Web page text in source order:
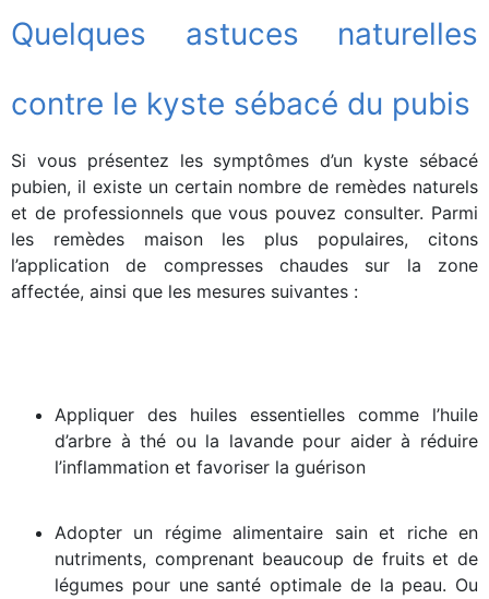
Quelques astuces naturelles
contre le kyste sébacé du pubis
Si vous présentez les symptômes d’un kyste sébacé
pubien, il existe un certain nombre de remèdes naturels
et de professionnels que vous pouvez consulter. Parmi
les remèdes maison les plus populaires, citons
l’application de compresses chaudes sur la zone
affectée, ainsi que les mesures suivantes :
Appliquer des huiles essentielles comme l’huile
d’arbre à thé ou la lavande pour aider à réduire
l’inflammation et favoriser la guérison
Adopter un régime alimentaire sain et riche en
nutriments, comprenant beaucoup de fruits et de
légumes pour une santé optimale de la peau. Ou